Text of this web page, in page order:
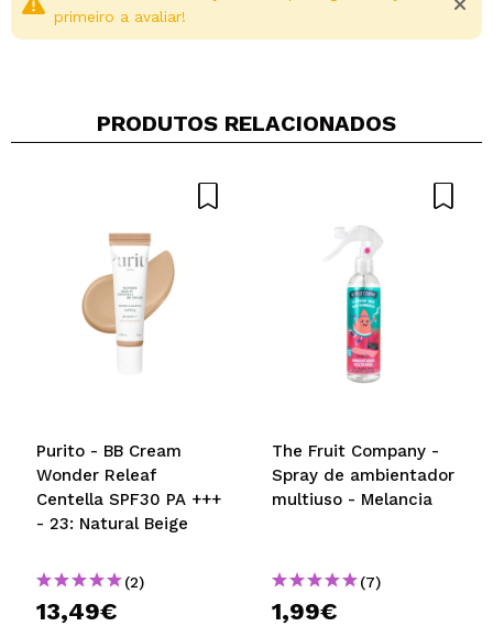
Seu vídeo pode ser o primeiro. Imagine isso...
Recomenda esta compra? Sim Não
primeiro a avaliar!
PRODUTOS RELACIONADOS
Purito - BB Cream
Wonder Releaf
Centella SPF30 PA +++
- 23: Natural Beige
(2)
13,49€
The Fruit Company -
Spray de ambientador
multiuso - Melancia
(7)
1,99€